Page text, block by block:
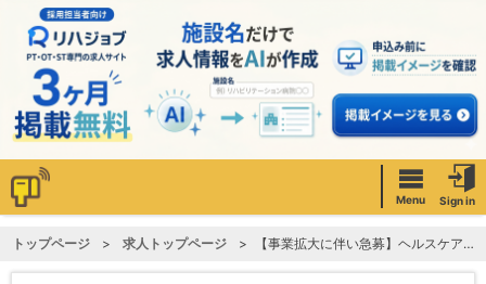
Menu Sign in
トップページ 求人トップページ 【事業拡大に伴い急募】ヘルスケアスタートアップでのあなたのセラピストとしての強みを活かしませんか？？